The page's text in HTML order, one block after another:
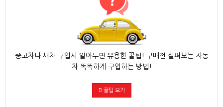
중고차나 새차 구입시 알아두면 유용한 꿀팁! 구매전 살펴보는 자동
차 똑똑하게 구입하는 방법!
꿀팁 보기